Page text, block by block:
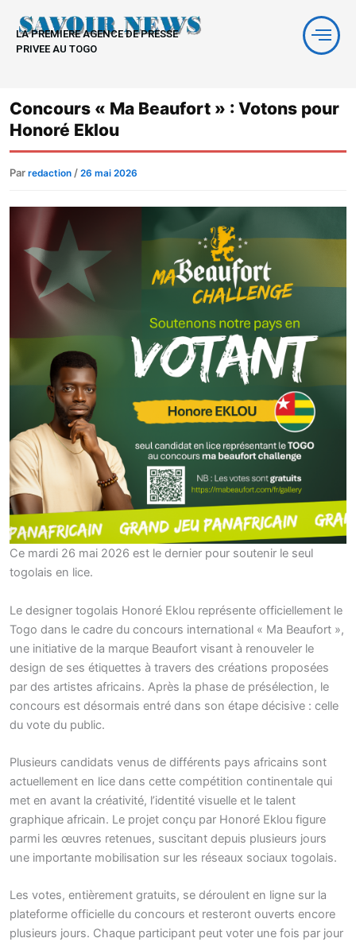
contenu
LA PREMIERE AGENCE DE PRESSE
PRIVEE AU TOGO
Concours « Ma Beaufort » : Votons pour
Honoré Eklou
Par redaction / 26 mai 2026
Ce mardi 26 mai 2026 est le dernier pour soutenir le seul
togolais en lice.
Le designer togolais Honoré Eklou représente officiellement le
Togo dans le cadre du concours international « Ma Beaufort »,
une initiative de la marque Beaufort visant à renouveler le
design de ses étiquettes à travers des créations proposées
par des artistes africains. Après la phase de présélection, le
concours est désormais entré dans son étape décisive : celle
du vote du public.
Plusieurs candidats venus de différents pays africains sont
actuellement en lice dans cette compétition continentale qui
met en avant la créativité, l’identité visuelle et le talent
graphique africain. Le projet conçu par Honoré Eklou figure
parmi les œuvres retenues, suscitant depuis plusieurs jours
une importante mobilisation sur les réseaux sociaux togolais.
Les votes, entièrement gratuits, se déroulent en ligne sur la
plateforme officielle du concours et resteront ouverts encore
plusieurs jours. Chaque participant peut voter une fois par jour